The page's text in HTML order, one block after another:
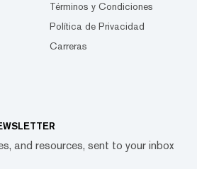
Términos y Condiciones
Política de Privacidad
Carreras
and resources, sent to your inbox